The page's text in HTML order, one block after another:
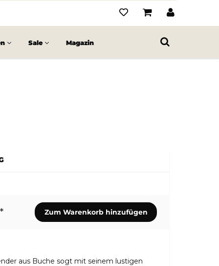
Sale Magazin
aus Buche sogt mit seinem lustigen